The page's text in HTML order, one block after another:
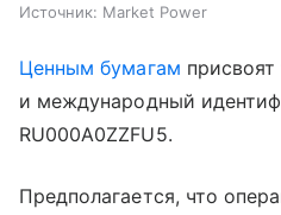
Источник: Market Power
Ценным бумагам
и международный
RU000A0ZZFU5.
Предполагается, что